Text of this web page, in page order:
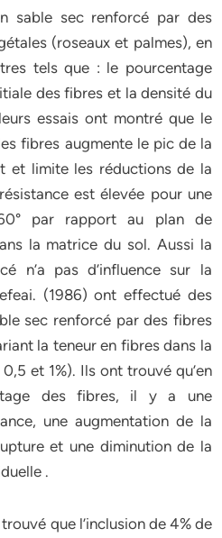
sable sec renforcé par des
(roseaux et palmes), en
tels que : le pourcentage
des fibres et la densité du
essais ont montré que le
fibres augmente le pic de la
et limite les réductions de la
est élevée pour une
par rapport au plan de
la matrice du sol. Aussi la
n’a pas d’influence sur la
(1986) ont effectué des
sec renforcé par des fibres
la teneur en fibres dans la
et 1%). Ils ont trouvé qu’en
des fibres, il y a une
une augmentation de la
et une diminution de la
.
que l’inclusion de 4% de